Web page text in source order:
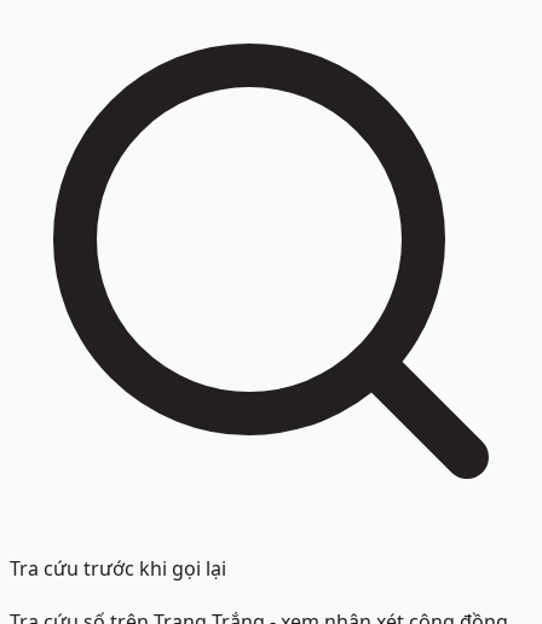
Tra cứu trước khi gọi lại